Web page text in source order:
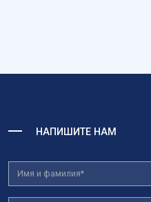
НАПИШИТЕ НАМ